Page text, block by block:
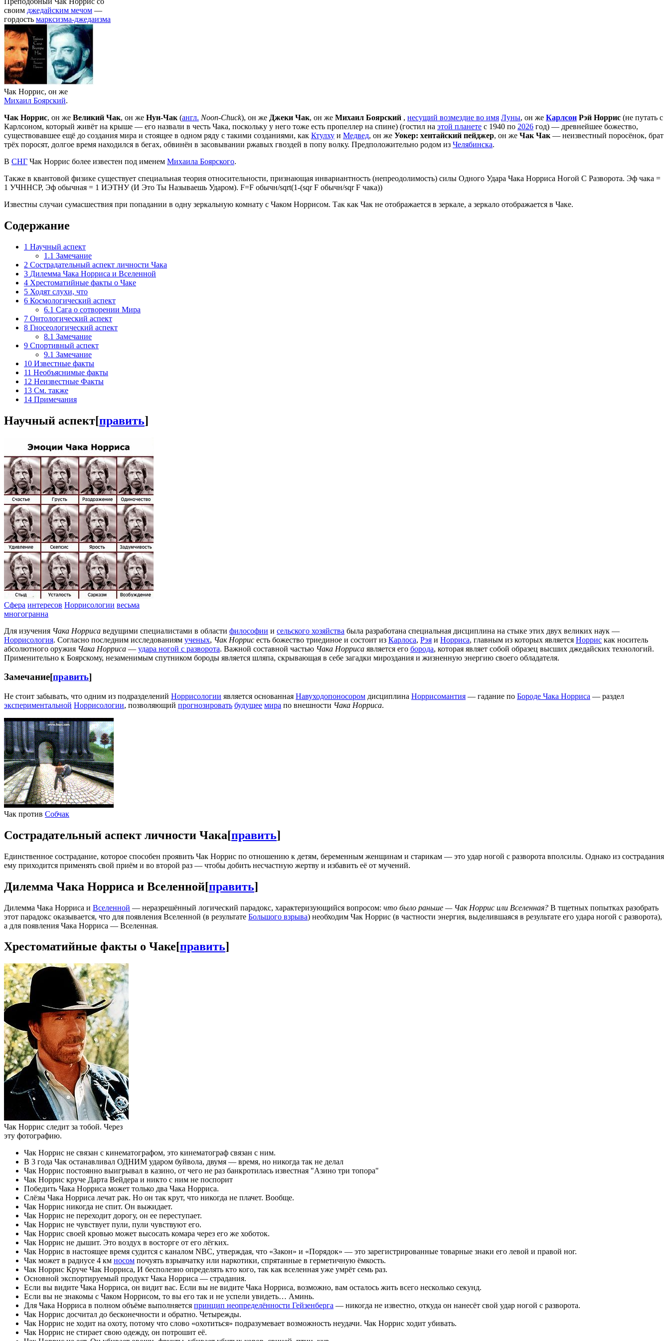
своим джедайским мечом —
гордость марксизма-джедаизма
Чак Норрис, он же
Михаил Боярский.
Чак Норрис, он же Великий Чак, он же Нун-Чак (англ. Noon-Chuck), он же Джеки Чак, он же Михаил Боярский , несущий возмездие во имя Луны, он же Карлсон Рэй Норрис (не путать с
Карлсоном, который живёт на крыше — его назвали в честь Чака, поскольку у него тоже есть пропеллер на спине) (гостил на этой планете с 1940 по 2026 год) — древнейшее божество,
существовавшее ещё до создания мира и стоящее в одном ряду с такими созданиями, как Ктулху и Медвед, он же Уокер: хентайский пейджер, он же Чак Чак — неизвестный поросёнок, брат
трёх поросят, долгое время находился в бегах, обвинён в засовывании ржавых гвоздей в попу волку. Предположительно родом из Челябинска.
В СНГ Чак Норрис более известен под именем Михаила Боярского.
Также в квантовой физике существует специальная теория относительности, признающая инвариантность (непреодолимость) силы Одного Удара Чака Норриса Ногой С Разворота. Эф чака =
1 УЧННСР, Эф обычная = 1 ИЭТНУ (И Это Ты Называешь Ударом). F=F обычн/sqrt(1-(sqr F обычн/sqr F чака))
Известны случаи сумасшествия при попадании в одну зеркальную комнату с Чаком Норрисом. Так как Чак не отображается в зеркале, а зеркало отображается в Чаке.
Содержание
1 Научный аспект
1.1 Замечание
2 Сострадательный аспект личности Чака
3 Дилемма Чака Норриса и Вселенной
4 Хрестоматийные факты о Чаке
5 Ходят слухи, что
6 Космологический аспект
6.1 Сага о сотворении Мира
7 Онтологический аспект
8 Гносеологический аспект
8.1 Замечание
9 Спортивный аспект
9.1 Замечание
10 Известные факты
11 Необъяснимые факты
12 Неизвестные Факты
13 См. также
14 Примечания
Научный аспект[править]
Сфера интересов Норрисологии весьма
многогранна
Для изучения Чака Норриса ведущими специалистами в области философии и сельского хозяйства была разработана специальная дисциплина на стыке этих двух великих наук —
Норрисология. Согласно последним исследованиям ученых, Чак Норрис есть божество триединое и состоит из Карлоса, Рэя и Норриса, главным из которых является Норрис как носитель
абсолютного оружия Чака Норриса — удара ногой с разворота. Важной составной частью Чака Норриса является его борода, которая являет собой образец высших джедайских технологий.
Применительно к Боярскому, незаменимым спутником бороды является шляпа, скрывающая в себе загадки мироздания и жизненную энергию своего обладателя.
Замечание[править]
Не стоит забывать, что одним из подразделений Норрисологии является основанная Навуходопоносором дисциплина Норрисомантия — гадание по Бороде Чака Норриса — раздел
экспериментальной Норрисологии, позволяющий прогнозировать будущее мира по внешности Чака Норриса.
Чак против Собчак
Сострадательный аспект личности Чака[править]
Единственное сострадание, которое способен проявить Чак Норрис по отношению к детям, беременным женщинам и старикам — это удар ногой с разворота вполсилы. Однако из сострадания
ему приходится применять свой приём и во второй раз — чтобы добить несчастную жертву и избавить её от мучений.
Дилемма Чака Норриса и Вселенной[править]
Дилемма Чака Норриса и Вселенной — неразрешённый логический парадокс, характеризующийся вопросом: что было раньше — Чак Норрис или Вселенная? В тщетных попытках разобрать
этот парадокс оказывается, что для появления Вселенной (в результате Большого взрыва) необходим Чак Норрис (в частности энергия, выделившаяся в результате его удара ногой с разворота),
а для появления Чака Норриса — Вселенная.
Хрестоматийные факты о Чаке[править]
Чак Норрис следит за тобой. Через
эту фотографию.
Чак Норрис не связан с кинематографом, это кинематограф связан с ним.
В 3 года Чак останавливал ОДНИМ ударом буйвола, двумя — время, но никогда так не делал
Чак Норрис постоянно выигрывал в казино, от чего не раз банкротилась известная "Азино три топора"
Чак Норрис круче Дарта Вейдера и никто с ним не поспорит
Победить Чака Норриса может только два Чака Норриса.
Слёзы Чака Норриса лечат рак. Но он так крут, что никогда не плачет. Вообще.
Чак Норрис никогда не спит. Он выжидает.
Чак Норрис не переходит дорогу, он ее переступает.
Чак Норрис не чувствует пули, пули чувствуют его.
Чак Норрис своей кровью может высосать комара через его же хоботок.
Чак Норрис не дышит. Это воздух в восторге от его лёгких.
Чак Норрис в настоящее время судится с каналом NBC, утверждая, что «Закон» и «Порядок» — это зарегистрированные товарные знаки его левой и правой ног.
Чак может в радиусе 4 км носом почуять взрывчатку или наркотики, спрятанные в герметичную ёмкость.
Чак Норрис Круче Чак Норриса, И бесполезно определять кто кого, так как вселенная уже умрёт семь раз.
Основной экспортируемый продукт Чака Норриса — страдания.
Если вы видите Чака Норриса, он видит вас. Если вы не видите Чака Норриса, возможно, вам осталось жить всего несколько секунд.
Если вы не знакомы с Чаком Норрисом, то вы его так и не успели увидеть… Аминь.
Для Чака Норриса в полном объёме выполняется принцип неопределённости Гейзенберга — никогда не известно, откуда он нанесёт свой удар ногой с разворота.
Чак Норрис досчитал до бесконечности и обратно. Четырежды.
Чак Норрис не ходит на охоту, потому что слово «охотиться» подразумевает возможность неудачи. Чак Норрис ходит убивать.
Чак Норрис не стирает свою одежду, он потрошит её.